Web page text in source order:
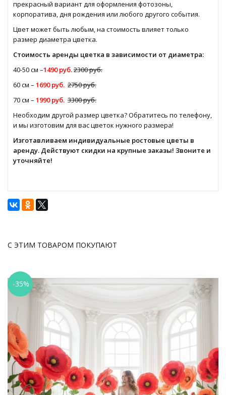
прекрасный вариант для оформления фотозоны,
корпоратива, дня рождения или любого другого события.
Цвет может быть любым, на стоимость влияет только
размер диаметра цветка.
Стоимость аренды цветка в зависимости от диаметра:
40-50 см –1490 руб.2300 руб.
60 см – 1690 руб. 2750 руб.
70 см – 1990 руб. 3300 руб.
Необходим другой размер цветка? Обратитесь по телефону,
и мы изготовим для вас цветок нужного размера!
Изготавливаем индивидуальные ростовые цветы в
аренду. Действуют скидки на крупные заказы! Звоните и
уточняйте!
С ЭТИМ ТОВАРОМ ПОКУПАЮТ
-35%